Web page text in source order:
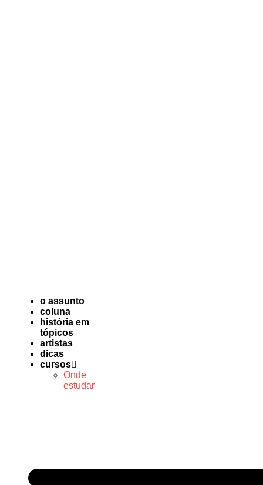
o assunto
coluna
história em
tópicos
artistas
dicas
cursos
Onde
estudar